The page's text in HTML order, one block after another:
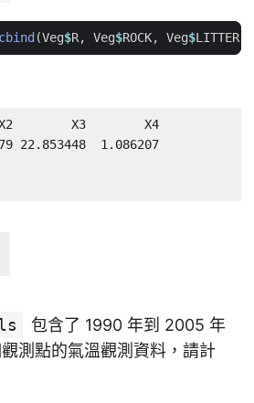
cbind (Veg$R, Veg$ROCK, Veg$LITTER
X3        X4
22.853448  1.086207
包含了 1990 年到 2005 年
測點的氣溫觀測資料，請計